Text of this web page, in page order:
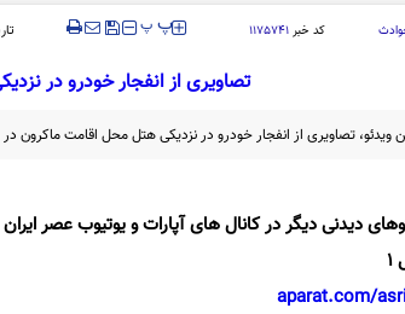
کد خبر ۱۱۷۵۷۴۱ ‍‍‍ پپ
تصاویری از انفجار خودرو در
ویدئو، تصاویری از انفجار خودرو در نزدیکی هتل محل اقامت ماکرون
دیدنی دیگر در کانال های آپارات و یوتیوب عصر
aparat.com/